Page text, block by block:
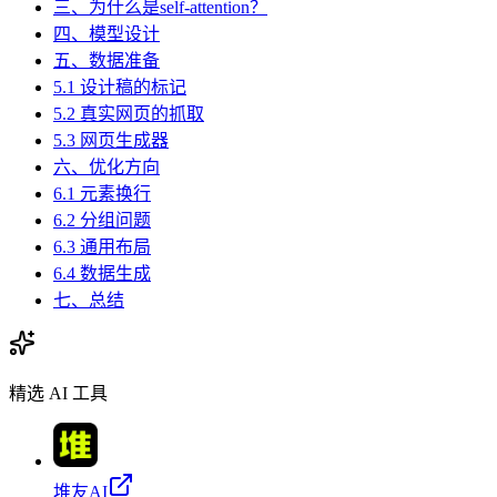
三、为什么是self-attention？
四、模型设计
五、数据准备
5.1 设计稿的标记
5.2 真实网页的抓取
5.3 网页生成器
六、优化方向
6.1 元素换行
6.2 分组问题
6.3 通用布局
6.4 数据生成
七、总结
精选 AI 工具
堆友AI